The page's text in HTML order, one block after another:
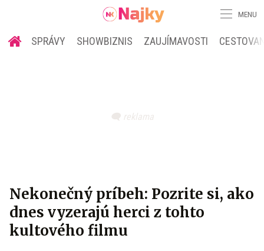
MENU
SPRÁVY SHOWBIZNIS ZAUJÍMAVOSTI
Nekonečný príbeh: Pozrite si, ako
dnes vyzerajú herci z tohto
kultového filmu